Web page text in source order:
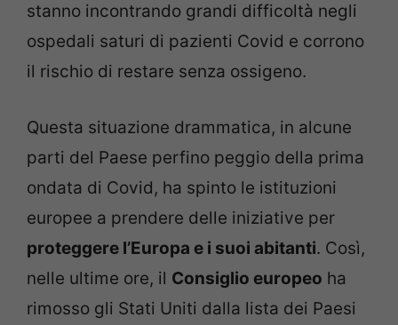
stanno incontrando grandi difficoltà negli
ospedali saturi di pazienti Covid e corrono
il rischio di restare senza ossigeno.
Questa situazione drammatica, in alcune
parti del Paese perfino peggio della prima
ondata di Covid, ha spinto le istituzioni
europee a prendere delle iniziative per
proteggere l’Europa e i suoi abitanti. Così,
nelle ultime ore, il Consiglio europeo ha
rimosso gli Stati Uniti dalla lista dei Paesi